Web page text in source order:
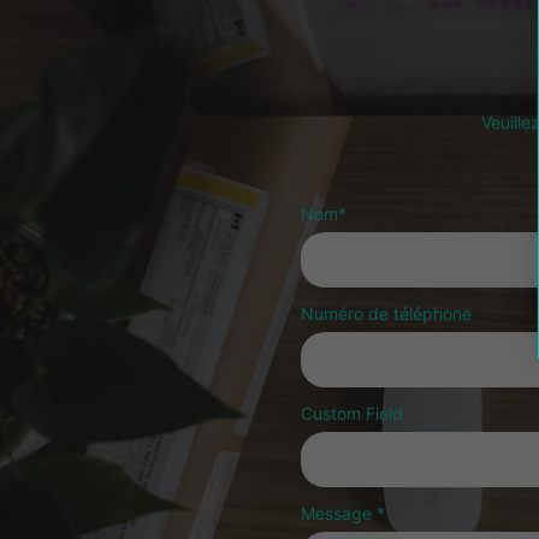
Nom*
Numéro de téléphone
Custom Field
Message *